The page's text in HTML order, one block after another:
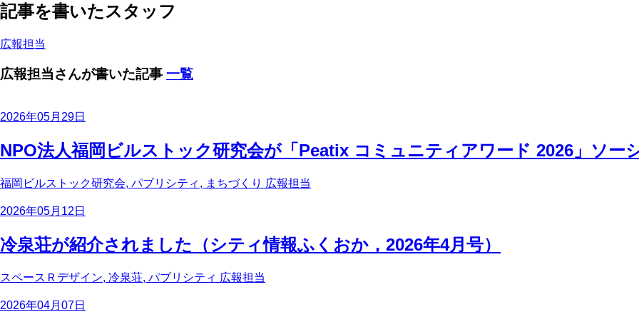
記事を書いたスタッフ
広報担当
広報担当さんが書いた記事 一覧
2026年05月29日
NPO法人福岡ビルストック研究会が「Peatix コミュニティアワード 2026」ソー
福岡ビルストック研究会, パブリシティ, まちづくり 広報担当
2026年05月12日
冷泉荘が紹介されました（シティ情報ふくおか，2026年4月号）
スペースＲデザイン, 冷泉荘, パブリシティ 広報担当
2026年04月07日